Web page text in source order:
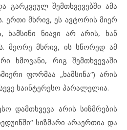
გარკვეულ შემთხვევებში ამა
ერთი მხრივ, ეს ავტორის მიერ
ხამსინი ნიავი არ არის, ხან
მეორე მხრივ, ის სწორედ ამ
ხმოვანი, რიგ შემთხვევაში
ფორმაა „ხამსინა“) არის
საინტერესო პარალელია.
დამთხვევა არის სიზმრების
სიზმარი არაერთია და